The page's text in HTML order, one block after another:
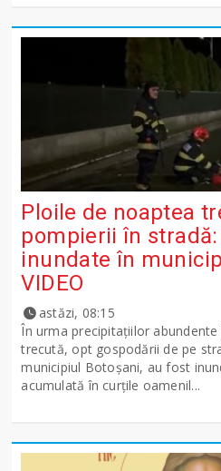
Ploile de noaptea
pompierii în
inundate în
VIDEO
astăzi, 08:15
În urma precipitațiilor
trecută, opt gospodării de pe
municipiul Botoșani, au fost
acumulată în curțile oamenil...